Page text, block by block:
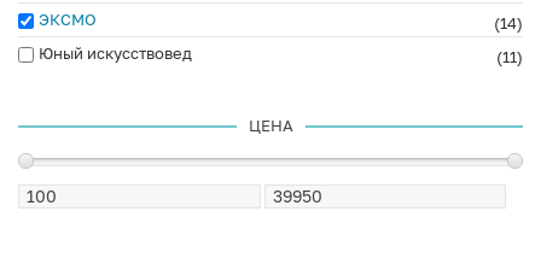
ЭКСМО
(14)
Юный искусствовед
(11)
ЦЕНА